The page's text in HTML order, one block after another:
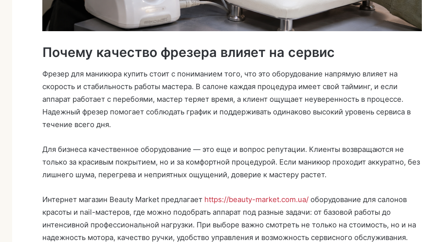
Почему качество фрезера влияет на сервис
Фрезер для маникюра купить стоит с пониманием того, что это оборудование напрямую влияет на
скорость и стабильность работы мастера. В салоне каждая процедура имеет свой тайминг, и если
аппарат работает с перебоями, мастер теряет время, а клиент ощущает неуверенность в процессе.
Надежный фрезер помогает соблюдать график и поддерживать одинаково высокий уровень сервиса в
течение всего дня.
Для бизнеса качественное оборудование — это еще и вопрос репутации. Клиенты возвращаются не
только за красивым покрытием, но и за комфортной процедурой. Если маникюр проходит аккуратно, без
лишнего шума, перегрева и неприятных ощущений, доверие к мастеру растет.
Интернет магазин Beauty Market предлагает https://beauty-market.com.ua/ оборудование для салонов
красоты и nail-мастеров, где можно подобрать аппарат под разные задачи: от базовой работы до
интенсивной профессиональной нагрузки. При выборе важно смотреть не только на стоимость, но и на
надежность мотора, качество ручки, удобство управления и возможность сервисного обслуживания.